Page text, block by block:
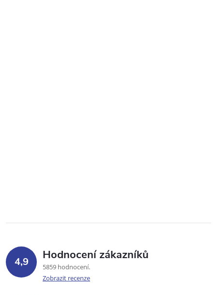
4,9 Hodnocení zákazníků
5859 hodnocení
Zobrazit recenze